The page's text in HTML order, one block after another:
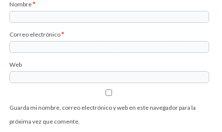
Nombre*
Correo electrónico*
Web
Guarda mi nombre, correo electrónico y web en este navegador para la
próxima vez que comente.